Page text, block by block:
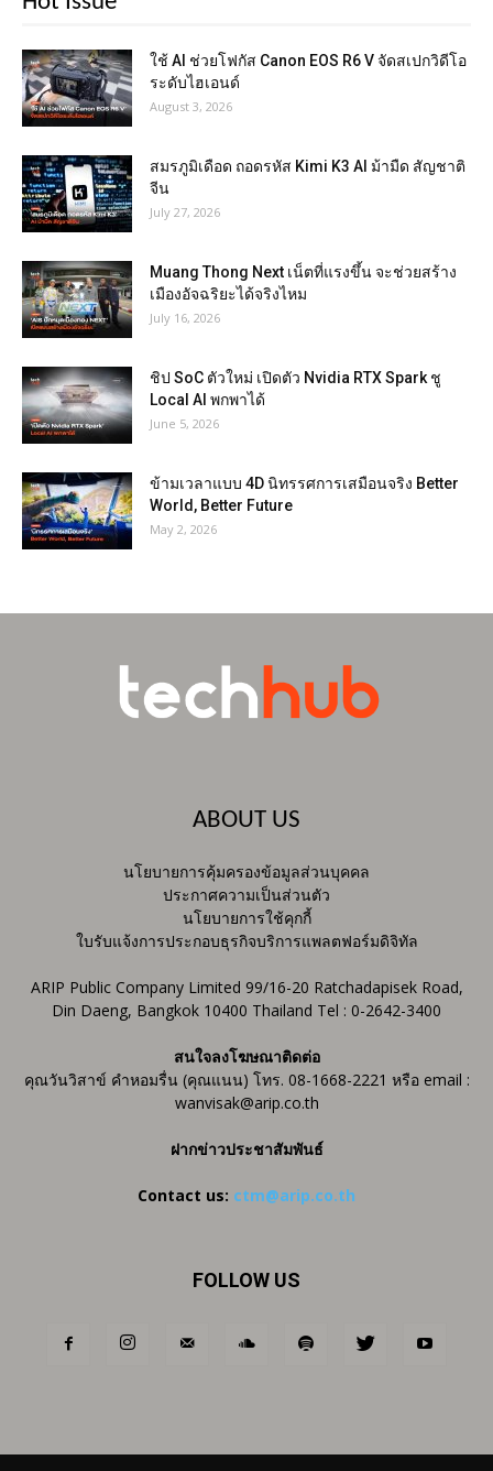
ใช้ AI ช่วยโฟกัส Canon EOS R6 V จัดสเปกวิดีโอ
ระดับไฮเอนด์
August 3, 2026
สมรภูมิเดือด ถอดรหัส Kimi K3 AI ม้ามืด สัญชาติ
จีน
July 27, 2026
Muang Thong Next เน็ตที่แรงขึ้น จะช่วยสร้าง
เมืองอัจฉริยะได้จริงไหม
July 16, 2026
ชิป SoC ตัวใหม่ เปิดตัว Nvidia RTX Spark ชู
Local AI พกพาได้
June 5, 2026
ข้ามเวลาแบบ 4D นิทรรศการเสมือนจริง Better
World, Better Future
May 2, 2026
ABOUT US
นโยบายการคุ้มครองข้อมูลส่วนบุคคล
ประกาศความเป็นส่วนตัว
นโยบายการใช้คุกกี้
ใบรับแจ้งการประกอบธุรกิจบริการแพลตฟอร์มดิจิทัล
ARIP Public Company Limited 99/16-20 Ratchadapisek Road,
Din Daeng, Bangkok 10400 Thailand Tel : 0-2642-3400
สนใจลงโฆษณาติดต่อ
คุณวันวิสาข์ คำหอมรื่น (คุณแนน) โทร. 08-1668-2221 หรือ email :
wanvisak@arip.co.th
ฝากข่าวประชาสัมพันธ์
Contact us: ctm@arip.co.th
FOLLOW US